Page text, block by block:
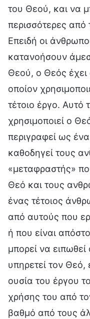
του Θεού, και να
περισσότερες από
Επειδή οι
κατανοήσουν
Θεού, ο Θεός έχει
οποίον
τέτοιο έργο. Αυτό
χρησιμοποιεί ο
περιγραφεί ως
καθοδηγεί τους
«μεταφραστής»
Θεό και τους
ένας τέτοιος
από αυτούς που
ή που είναι
μπορεί να ειπωθεί
υπηρετεί τον
ουσία του έργου
χρήσης του από
βαθμό από τους